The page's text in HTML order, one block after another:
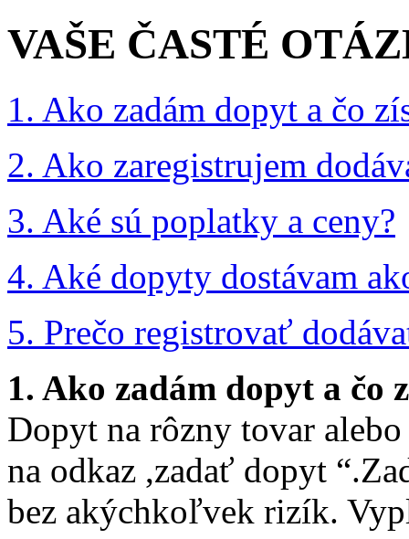
VAŠE ČASTÉ
1. Ako zadám dopyt a čo
2. Ako zaregistrujem
3. Aké sú poplatky a ceny?
4. Aké dopyty dostávam
5. Prečo registrovať
1. Ako zadám dopyt a čo
Dopyt na rôzny tovar
na odkaz ,zadať dopyt
bez akýchkoľvek rizík.